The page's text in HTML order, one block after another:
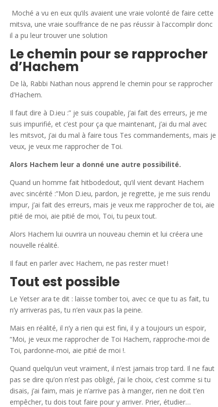
Moché a vu en eux qu’ils avaient une vraie volonté de faire cette
mitsva, une vraie souffrance de ne pas réussir à l’accomplir donc
il a pu leur trouver une solution
Le chemin pour se rapprocher
d’Hachem
De là, Rabbi Nathan nous apprend le chemin pour se rapprocher
d’Hachem.
Il faut dire à D.ieu :” je suis coupable, j’ai fait des erreurs, je me
suis impurifié, et c’est pour ça que maintenant, j’ai du mal avec
les mitsvot, j’ai du mal à faire tous Tes commandements, mais je
veux, je veux me rapprocher de Toi.
Alors Hachem leur a donné une autre possibilité.
Quand un homme fait hitbodedout, qu’il vient devant Hachem
avec sincérité :”Mon D.ieu, pardon, je regrette, je me suis rendu
impur, j’ai fait des erreurs, mais je veux me rapprocher de toi, aie
pitié de moi, aie pitié de moi, Toi, tu peux tout.
Alors Hachem lui ouvrira un nouveau chemin et lui créera une
nouvelle réalité.
Il faut en parler avec Hachem, ne pas rester muet !
Tout est possible
Le Yetser ara te dit : laisse tomber toi, avec ce que tu as fait, tu
n’y arriveras pas, tu n’en vaux pas la peine.
Mais en réalité, il n’y a rien qui est fini, il y a toujours un espoir,
“Moi, je veux me rapprocher de Toi Hachem, rapproche-moi de
Toi, pardonne-moi, aie pitié de moi !.
Quand quelqu’un veut vraiment, il n’est jamais trop tard. Il ne faut
pas se dire qu’on n’est pas obligé, j’ai le choix, c’est comme si tu
disais, j’ai faim, mais je n’arrive pas à manger, rien ne doit t’en
empêcher, tu dois tout faire pour y arriver. Prier, étudier…